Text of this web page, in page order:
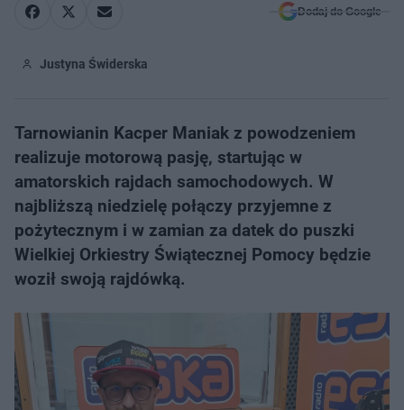
Dodaj do Google
Justyna Świderska
Tarnowianin Kacper Maniak z powodzeniem
realizuje motorową pasję, startując w
amatorskich rajdach samochodowych. W
najbliższą niedzielę połączy przyjemne z
pożytecznym i w zamian za datek do puszki
Wielkiej Orkiestry Świątecznej Pomocy będzie
woził swoją rajdówką.